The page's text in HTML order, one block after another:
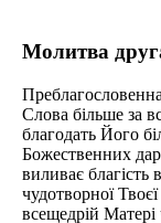
Молитва
Слова більше за
благодать Його
Божественних
виливає благість
чудотворної
всещедрій